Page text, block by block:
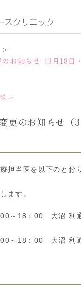
お知らせ（3月18日
更のお知らせ（
担当医を以下のとお
ます。
00～18：00 大沼
00～18：00 大沼